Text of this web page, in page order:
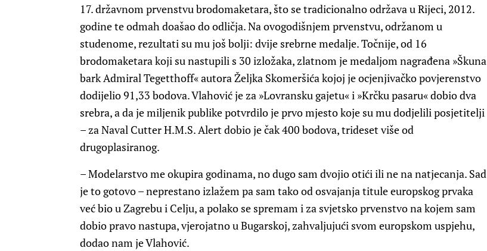
17. državnom prvenstvu brodomaketara, što se tradicionalno održava u Rijeci, 2012.
godine te odmah doašao do odličja. Na ovogodišnjem prvenstvu, održanom u
studenome, rezultati su mu još bolji: dvije srebrne medalje. Točnije, od 16
brodomaketara koji su nastupili s 30 izložaka, zlatnom je medaljom nagrađena »Škuna
bark Admiral Tegetthoff« autora Željka Skomeršića kojoj je ocjenjivačko povjerenstvo
dodijelio 91,33 bodova. Vlahović je za »Lovransku gajetu« i »Krčku pasaru« dobio dva
srebra, a da je miljenik publike potvrdilo je prvo mjesto koje su mu dodjelili posjetitelji
– za Naval Cutter H.M.S. Alert dobio je čak 400 bodova, trideset više od
drugoplasiranog.
– Modelarstvo me okupira godinama, no dugo sam dvojio otići ili ne na natjecanja. Sad
je to gotovo – neprestano izlažem pa sam tako od osvajanja titule europskog prvaka
već bio u Zagrebu i Celju, a polako se spremam i za svjetsko prvenstvo na kojem sam
dobio pravo nastupa, vjerojatno u Bugarskoj, zahvaljujući svom europskom uspjehu,
dodao nam je Vlahović.